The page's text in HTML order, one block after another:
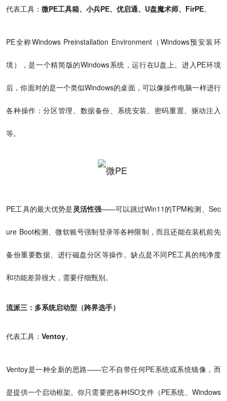
代表工具：微PE工具箱、小兵PE、优启通、U盘魔术师、FirPE。
PE全称Windows Preinstallation Environment（Windows预安装环
境），是一个精简版的Windows系统，运行在U盘上。进入PE环境
后，你面对的是一个类似Windows的桌面，可以像操作电脑一样进行
各种操作：分区管理、数据备份、系统安装、密码重置、驱动注入
等。
PE工具的最大优势是灵活性强——可以跳过Win11的TPM检测、Sec
ure Boot检测、微软账号强制登录等各种限制，而且还能在装机前先
备份重要数据、进行磁盘分区等操作。缺点是不同PE工具的纯净度
和功能差异很大，需要仔细甄别。
流派三：多系统启动型（跨界选手）
代表工具：Ventoy。
Ventoy是一种全新的思路——它不自带任何PE系统或系统镜像，而
是提供一个启动框架。你只需要把各种ISO文件（PE系统、Windows